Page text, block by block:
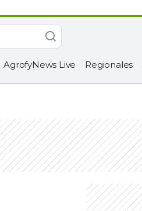
AgrofyNews Live Regionales